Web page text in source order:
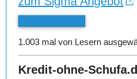
1.003 mal von Lesern
Kredit-ohne-